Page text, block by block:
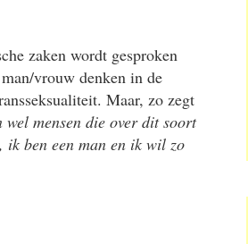
zaken wordt gesproken
vrouw denken in de
Maar, zo zegt
mensen die over dit soort
ik ben een man en ik wil zo